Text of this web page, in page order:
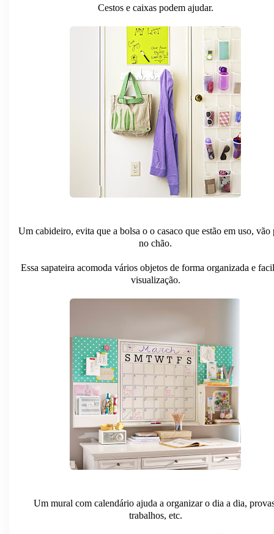
Cestos e caixas podem ajudar.
Um cabideiro, evita que a bolsa o o casaco que estão em uso, vão
no chão.
Essa sapateira acomoda vários objetos de forma organizada e
visualização.
Um mural com calendário ajuda a organizar o dia a dia,
trabalhos, etc.